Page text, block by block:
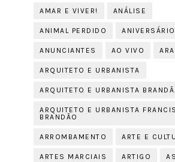
AMAR E VIVER! ANÁLISE
ANIMAL PERDIDO ANIVERSÁRIO
ANUNCIANTES AO VIVO
ARQUITETO E URBANISTA
ARQUITETO E URBANISTA
ARQUITETO E URBANISTA
BRANDÃO
ARROMBAMENTO ARTE E
ARTES MARCIAIS ARTIGO